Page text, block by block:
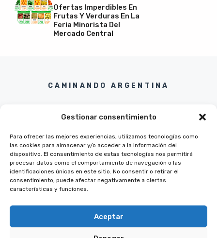
Gestionar consentimiento
Para ofrecer las mejores experiencias, utilizamos tecnologías como
las cookies para almacenar y/o acceder a la información del
dispositivo. El consentimiento de estas tecnologías nos permitirá
procesar datos como el comportamiento de navegación o las
identificaciones únicas en este sitio. No consentir o retirar el
consentimiento, puede afectar negativamente a ciertas
características y funciones.
Aceptar
Ofertas Imperdibles En
Frutas Y Verduras En La
Feria Minorista Del
Mercado Central
CAMINANDO ARGENTINA
Twitter
Instagram
Pinterest
Facebook